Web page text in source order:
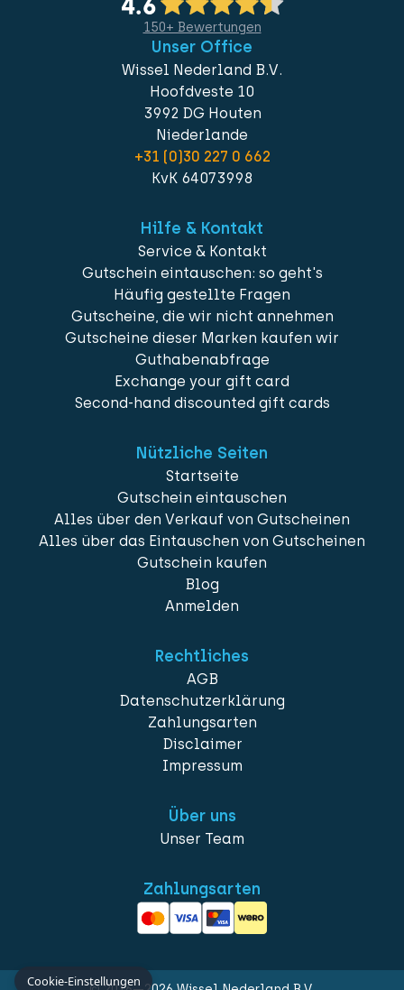
150+ Bewertungen
Unser Office
Wissel Nederland B.V.
Hoofdveste 10
3992 DG Houten
Niederlande
+31 (0)30 227 0 662
KvK 64073998
Hilfe & Kontakt
Service & Kontakt
Gutschein eintauschen: so geht's
Häufig gestellte Fragen
Gutscheine, die wir nicht annehmen
Gutscheine dieser Marken kaufen wir
Guthabenabfrage
Exchange your gift card
Second-hand discounted gift cards
Nützliche Seiten
Startseite
Gutschein eintauschen
Alles über den Verkauf von Gutscheinen
Alles über das Eintauschen von Gutscheinen
Gutschein kaufen
Blog
Anmelden
Rechtliches
AGB
Datenschutzerklärung
Zahlungsarten
Disclaimer
Impressum
Über uns
Unser Team
Zahlungsarten
Cookie-Einstellungen